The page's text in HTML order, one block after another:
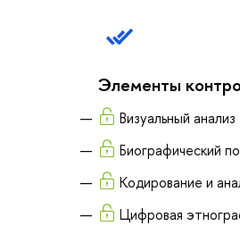
Элементы
Визуальный анализ
Биографический
Кодирование и
Цифровая